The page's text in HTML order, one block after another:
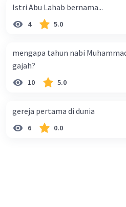
Istri Abu Lahab bernama...
4 5.0
mengapa tahun nabi
gajah?
10 5.0
gereja pertama di dunia
6 0.0